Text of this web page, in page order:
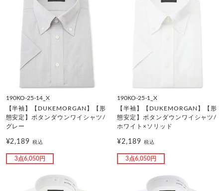
190KO-25-14_X
【半袖】【DUKEMORGAN】【形
態安定】ボタンダウンワイシャツ/
グレー
¥2,189税込
3点6,050円
190KO-25-1_X
【半袖】【DUKEMORGAN】【形
態安定】ボタンダウンワイシャツ/
ホワイト×ソリッド
¥2,189 税込
3点6,050円